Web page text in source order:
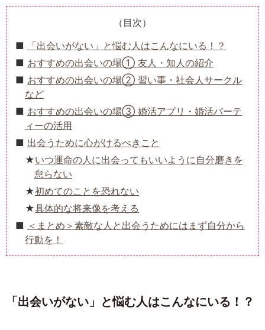
（目次）
「出会いがない」と悩む人はこんなにいる！？
おすすめの出会いの場① 友人・知人の紹介
おすすめの出会いの場② 習い事・社会人サークル
など
おすすめの出会いの場③ 婚活アプリ・婚活パーテ
ィーの活用
出会うために心がけるべきこと
いつ運命の人に出会ってもいいように自分磨きを
怠らない
初めてのことを恐れない
具体的な将来像を考える
＜まとめ＞素敵な人と出会うためにはまず自分から
行動を！
「出会いがない」と悩む人はこんなにいる！？